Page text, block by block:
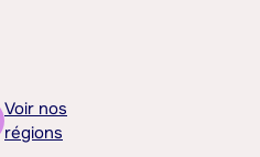
Voir nos
régions